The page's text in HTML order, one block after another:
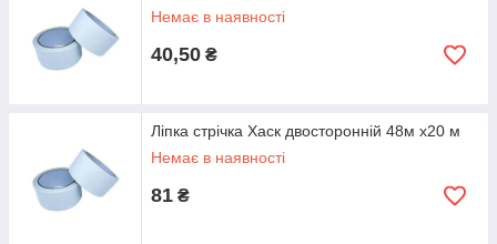
Немає в наявності
40,50 ₴
Ліпка стрічка Хаск двосторонній 48м х20 м
Немає в наявності
81 ₴